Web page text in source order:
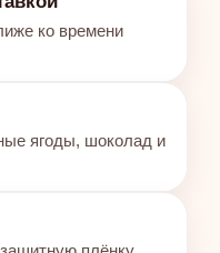
ко времени
ягоды, шоколад и